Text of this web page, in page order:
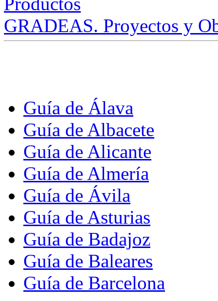
GRADEAS. Proyectos y
Guía de Álava
Guía de Albacete
Guía de Alicante
Guía de Almería
Guía de Ávila
Guía de Asturias
Guía de Badajoz
Guía de Baleares
Guía de Barcelona